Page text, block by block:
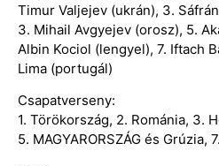
Timur Valjejev (ukrán), 3.
3. Mihail Avgyejev (orosz), 5.
Albin Kociol (lengyel), 7. Iftach
Lima (portugál)
Csapatverseny:
1. Törökország, 2. Románia, 3.
5. MAGYARORSZÁG és Grúzia,